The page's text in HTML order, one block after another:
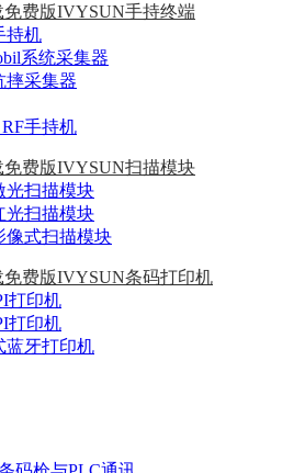
免费版IVYSUN手持终端
持机
系统采集器
摔采集器
手持机
免费版IVYSUN扫描模块
光扫描模块
光扫描模块
像式扫描模块
免费版IVYSUN条码打印机
打印机
打印机
蓝牙打印机